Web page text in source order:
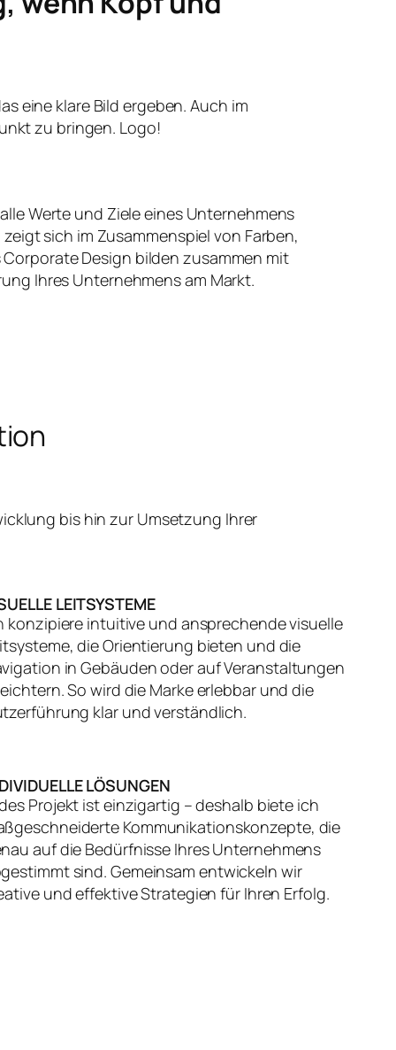
eine klare Bild ergeben. Auch im
zu bringen. Logo!
Werte und Ziele eines Unternehmens
sich im Zusammenspiel von Farben,
Design bilden zusammen mit
Ihres Unternehmens am Markt.
bis hin zur Umsetzung Ihrer
LEITSYSTEME
konzipiere intuitive und ansprechende visuelle
die Orientierung bieten und die
in Gebäuden oder auf Veranstaltungen
So wird die Marke erlebbar und die
klar und verständlich.
LÖSUNGEN
Projekt ist einzigartig – deshalb biete ich
Kommunikationskonzepte, die
auf die Bedürfnisse Ihres Unternehmens
sind. Gemeinsam entwickeln wir
und effektive Strategien für Ihren Erfolg.